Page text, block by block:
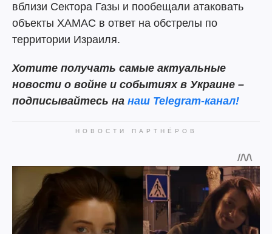
вблизи Сектора Газы и пообещали атаковать
объекты ХАМАС в ответ на обстрелы по
территории Израиля.
Хотите получать самые актуальные
новости о войне и событиях в Украине –
подписывайтесь на наш Telegram-канал!